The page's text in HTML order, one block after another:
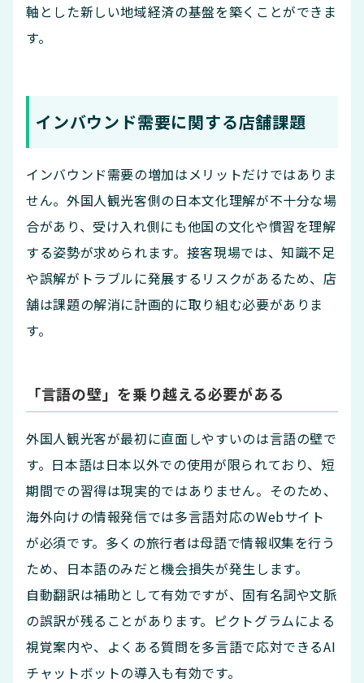
軸とした新しい地域経済の基盤を築くことができま
す。
インバウンド需要に関する店舗課題
インバウンド需要の増加はメリットだけではありま
せん。外国人観光客側の日本文化理解が不十分な場
合があり、受け入れ側にも他国の文化や慣習を理解
する姿勢が求められます。接客現場では、知識不足
や誤解がトラブルに発展するリスクがあるため、店
舗は課題の解消に計画的に取り組む必要がありま
す。
「言語の壁」を乗り越える必要がある
外国人観光客が最初に直面しやすいのは言語の壁で
す。日本語は日本以外での使用が限られており、短
期間での習得は現実的ではありません。そのため、
海外向けの情報発信では多言語対応のWebサイト
が必須です。多くの旅行者は母語で情報収集を行う
ため、日本語のみだと機会損失が発生します。
自動翻訳は補助として有効ですが、固有名詞や文脈
の誤訳が残ることがあります。ピクトグラムによる
視覚案内や、よくある質問を多言語で応対できるAI
チャットボットの導入も有効です。